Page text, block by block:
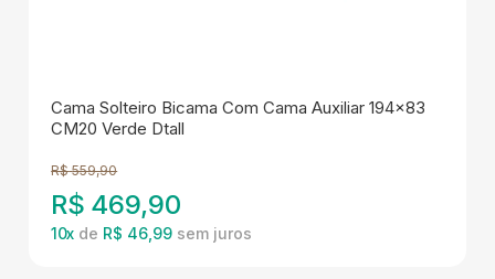
Cama Solteiro Bicama Com Cama Auxiliar 194x83
CM20 Verde Dtall
R$ 559,90
R$ 469,90
10x de R$ 46,99